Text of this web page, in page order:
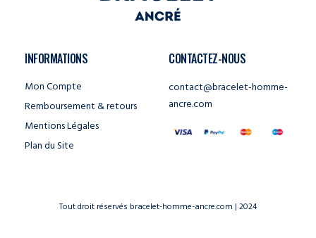
INFORMATIONS
Mon Compte
Remboursement & retours
Mentions Légales
Plan du Site
CONTACTEZ-NOUS
contact@bracelet-homme-
ancre.com
Tout droit réservés bracelet-homme-ancre.com | 2024